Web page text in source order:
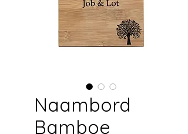
Naambord
Bamboe